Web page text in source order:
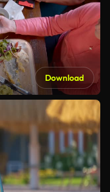
Download